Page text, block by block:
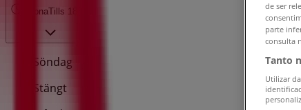
ÖppnaTills 18:00
Söndag
Stängt
de ser
parte
consulta
Tanto
Utilizar